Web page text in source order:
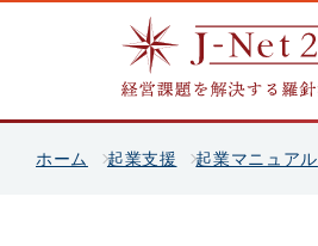
ホーム 起業支援 起業マニュアル